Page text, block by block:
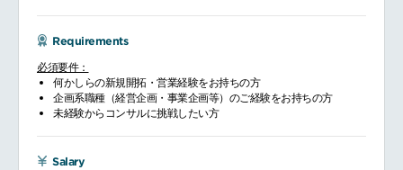
Requirements
必須要件：
何かしらの新規開拓・営業経験をお持ちの方
企画系職種（経営企画・事業企画等）のご経験をお持ちの方
未経験からコンサルに挑戦したい方
Salary